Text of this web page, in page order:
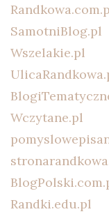
SamotniBlog.pl
Wszelakie.pl
Wczytane.pl
Randki.edu.pl